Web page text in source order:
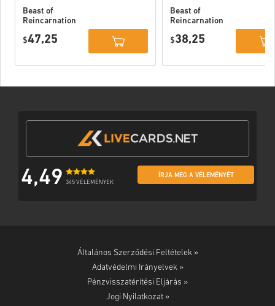
Beast of
Reincarnation
PC (STEAM)
$47,25
Beast of
Reincarnation
$38,25
4,49 345 VÉLEMÉNYEK
ÍRJA MEG A VÉLEMÉNYÉT
Általános Szerződési Feltételek »
Adatvédelmi Irányelvek »
Pénzvisszatérítési Eljárás »
Jogi Nyilatkozat »